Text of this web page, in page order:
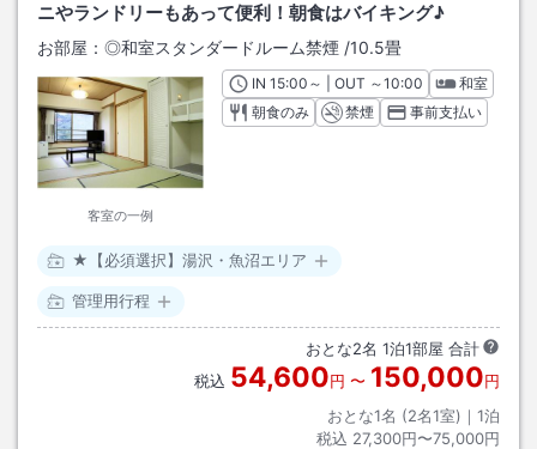
ニやランドリーもあって便利！朝食はバイキング♪
お部屋： ◎和室スタンダードルーム禁煙 /10.5畳
客室の一例
INチェックイン
15:00 ～ | OUT チェックアウト
～10:00
和室
朝食のみ
禁煙 事前支払い
★【必須選択】湯沢・魚沼エリア
管理用行程
おとな2名 1泊1部屋 合計
税込 54,600円 〜 150,000円
おとな1名 (2名1室)｜ 1泊
税込 27,300円〜75,000円